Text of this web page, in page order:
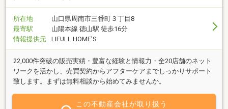
所在地
山口県周南市三番町３丁目8
最寄駅
山陽本線 徳山駅 徒歩16分
情報提供元
LIFULL HOME'S
22,000件突破の販売実績・豊富な経験と情報力・全20店舗のネット
ワークを活かし、売買契約からアフターケアまでしっかりサポート
致します。まずは無料相談から始めてみませんか。
この不動産会社が取り扱う